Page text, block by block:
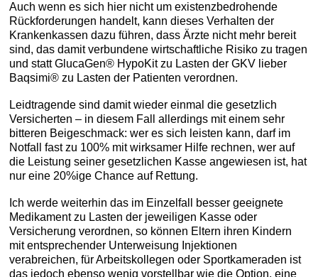
Auch wenn es sich hier nicht um existenzbedrohende
Rückforderungen handelt, kann dieses Verhalten der
Krankenkassen dazu führen, dass Ärzte nicht mehr bereit
sind, das damit verbundene wirtschaftliche Risiko zu tragen
und statt GlucaGen® HypoKit zu Lasten der GKV lieber
Baqsimi® zu Lasten der Patienten verordnen.
Leidtragende sind damit wieder einmal die gesetzlich
Versicherten – in diesem Fall allerdings mit einem sehr
bitteren Beigeschmack: wer es sich leisten kann, darf im
Notfall fast zu 100% mit wirksamer Hilfe rechnen, wer auf
die Leistung seiner gesetzlichen Kasse angewiesen ist, hat
nur eine 20%ige Chance auf Rettung.
Ich werde weiterhin das im Einzelfall besser geeignete
Medikament zu Lasten der jeweiligen Kasse oder
Versicherung verordnen, so können Eltern ihren Kindern
mit entsprechender Unterweisung Injektionen
verabreichen, für Arbeitskollegen oder Sportkameraden ist
das jedoch ebenso wenig vorstellbar wie die Option, eine